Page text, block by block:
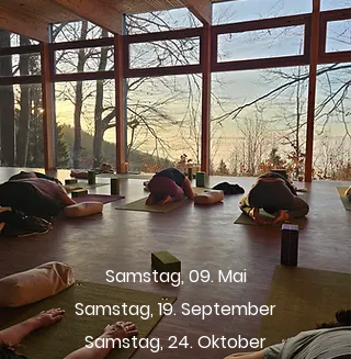
Samstag, 09. Mai
Samstag, 19. September
Samstag, 24. Oktober